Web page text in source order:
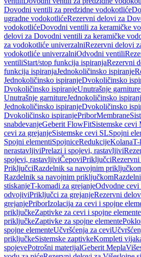
Dovodni ventili za predzidne vodokotliće
ugradne vodokotlićeRezervni delovi za
vodokotlićeDovodni ventili za keramičke
delovi za Dovodni ventili za keramičke
za vodokotliće univerzalniRezervni delovi
vodokotliće univerzalniOdvodni ventili
ventiliStart/stop funkcija ispiranjaRezervni
funkcija ispiranjaJednokoličinsko ispiranje
Jednokoličinsko ispiranjeDvokoličinsko
Dvokoličinsko ispiranjeUnutrašnje garniture
Unutrašnje garnitureJednokoličinsko
Jednokoličinsko ispiranjeDvokoličinsko
Dvokoličinsko ispiranjePriborMembrane
snabdevanjeGeberit FlowFitSistemske cevi
cevi za grejanjeSistemske cevi SLSpojni
Spojni elementiSpojniceRedukcijeKolanaT-
nerastavljiviPrelazi i spojevi, rastavljivi
spojevi, rastavljiviČepoviPriključci
PriključciRazdelnik sa navojnim
Razdelnik sa navojnim priključkom
stiskanjeT-komadi za grejanjeOdvodne cevi
odvojiviPriključci za grejanjeRezervni
grejanjePriborIzolacija za cevi i spojne
priključkeZaptivke za cevi i spojne elemente
priključkeZaptivke za spojne elemente
spojne elementeUčvršćenja za cevi
priključkeSistemske zaptivkeKompleti
spojevePotrošni materijalGeberit Mepla